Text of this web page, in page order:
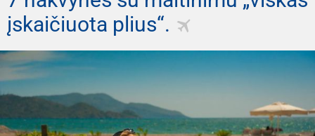
įskaičiuota plius“.